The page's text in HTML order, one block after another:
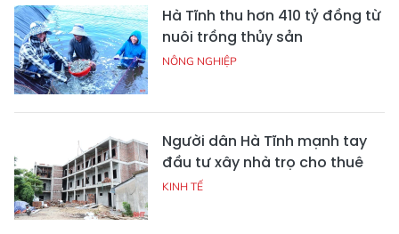
Hà Tĩnh thu hơn 410 tỷ đồng từ
nuôi trồng thủy sản
NÔNG NGHIỆP
Người dân Hà Tĩnh mạnh tay
đầu tư xây nhà trọ cho thuê
KINH TẾ